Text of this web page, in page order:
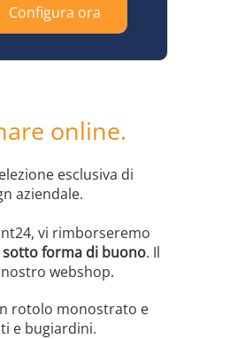
Configura ora
online.
esclusiva di
aziendale.
vi rimborseremo
forma di buono. Il
webshop.
rotolo monostrato e
e bugiardini.